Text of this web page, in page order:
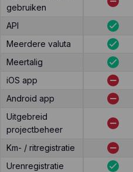
gebruiken
API
Meerdere valuta
Meertalig
iOS app
Android app
Uitgebreid
projectbeheer
Km- / ritregistratie
Urenregistratie